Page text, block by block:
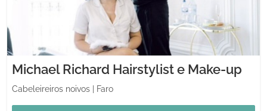
Michael Richard Hairstylist e Make-up
Cabeleireiros noivos Faro